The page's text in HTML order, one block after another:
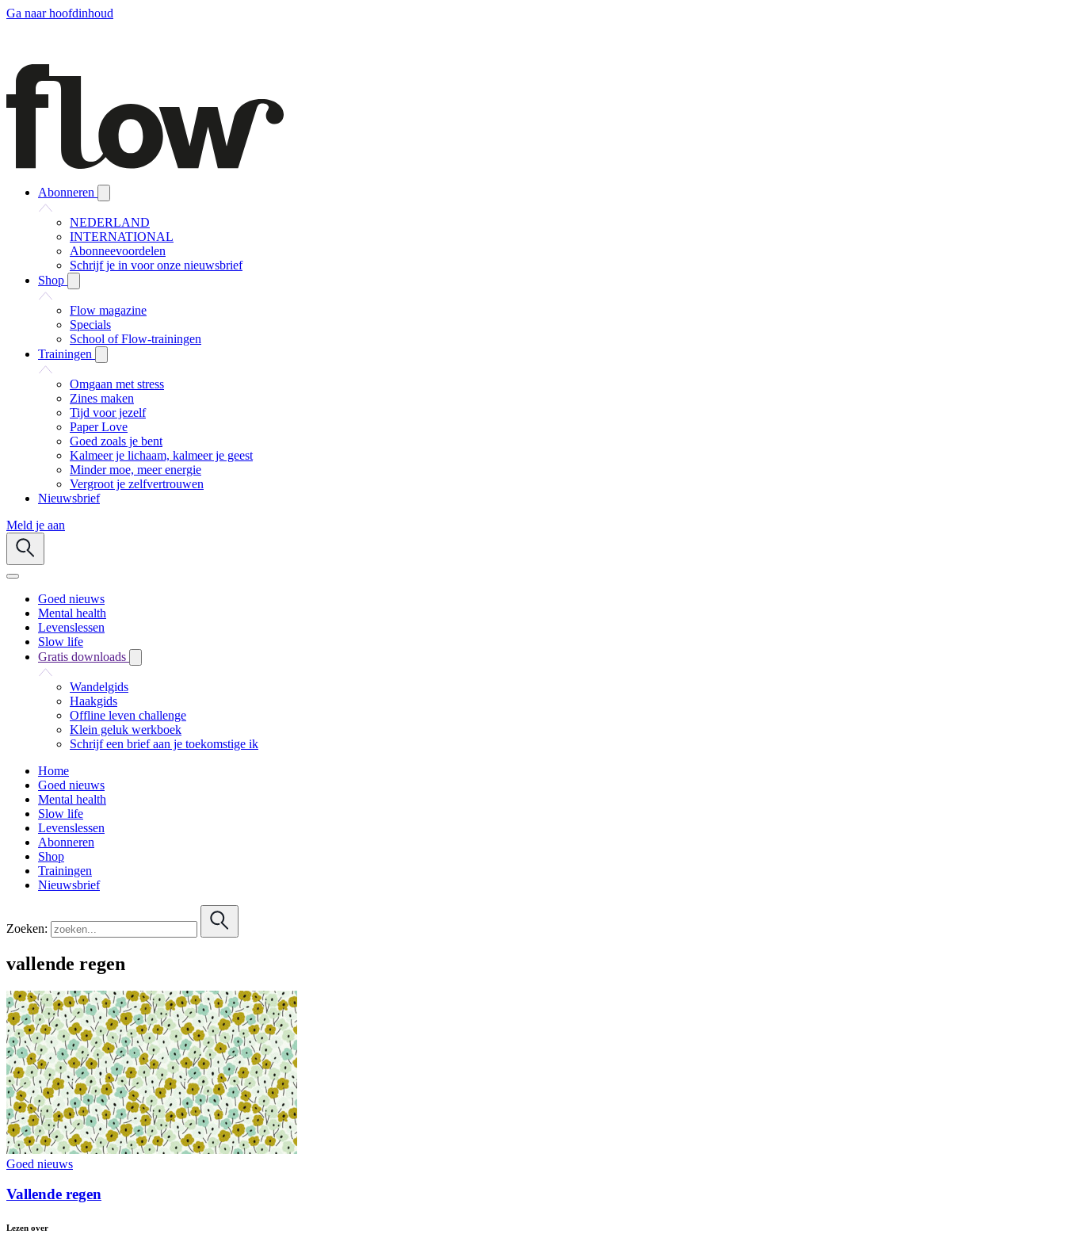
Ga naar hoofdinhoud
Abonneren
NEDERLAND
INTERNATIONAL
Abonneevoordelen
Schrijf je in voor onze nieuwsbrief
Shop
Flow magazine
Specials
School of Flow-trainingen
Trainingen
Omgaan met stress
Zines maken
Tijd voor jezelf
Paper Love
Goed zoals je bent
Kalmeer je lichaam, kalmeer je geest
Minder moe, meer energie
Vergroot je zelfvertrouwen
Nieuwsbrief
Meld je aan
Goed nieuws
Mental health
Levenslessen
Slow life
Gratis downloads
Wandelgids
Haakgids
Offline leven challenge
Klein geluk werkboek
Schrijf een brief aan je toekomstige ik
Home
Goed nieuws
Mental health
Slow life
Levenslessen
Abonneren
Shop
Trainingen
Nieuwsbrief
Zoeken:
vallende regen
Goed nieuws
Vallende regen
Lezen over